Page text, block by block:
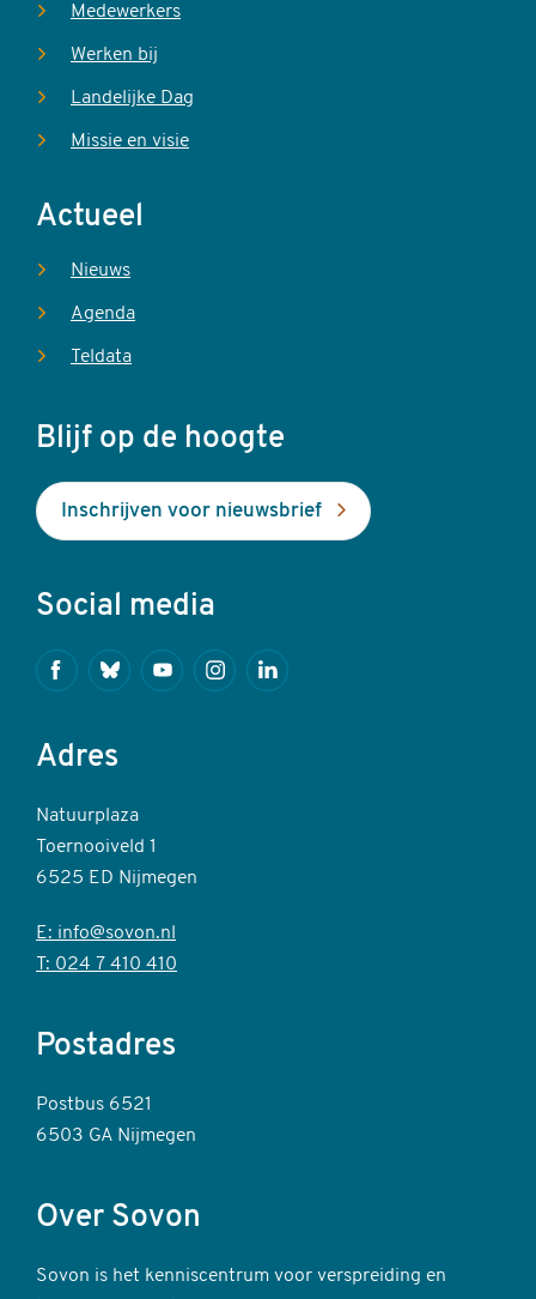
Medewerkers
Werken bij
Landelijke Dag
Missie en visie
Actueel
Nieuws
Agenda
Teldata
Blijf op de hoogte
Inschrijven voor nieuwsbrief
Social media
FacebookBlueskyYoutubeInstagramLinkedin
Adres
Natuurplaza
Toernooiveld 1
6525 ED Nijmegen
E: info@sovon.nl
T: 024 7 410 410
Postadres
Postbus 6521
6503 GA Nijmegen
Over Sovon
Sovon is het kenniscentrum voor verspreiding en